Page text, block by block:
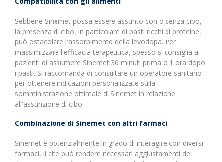
Sebbene Sinemet possa essere assunto con o senza cibo,
la presenza di cibo, in particolare di pasti ricchi di proteine,
può ostacolare l'assorbimento della levodopa. Per
massimizzare l'efficacia terapeutica, spesso si consiglia ai
pazienti di assumere Sinemet 30 minuti prima o 1 ora dopo
i pasti. Si raccomanda di consultare un operatore sanitario
per ottenere indicazioni personalizzate sulla
somministrazione ottimale di Sinemet in relazione
all'assunzione di cibo.
Combinazione di Sinemet con altri farmaci
Sinemet è potenzialmente in grado di interagire con diversi
farmaci, il che può rendere necessari aggiustamenti del